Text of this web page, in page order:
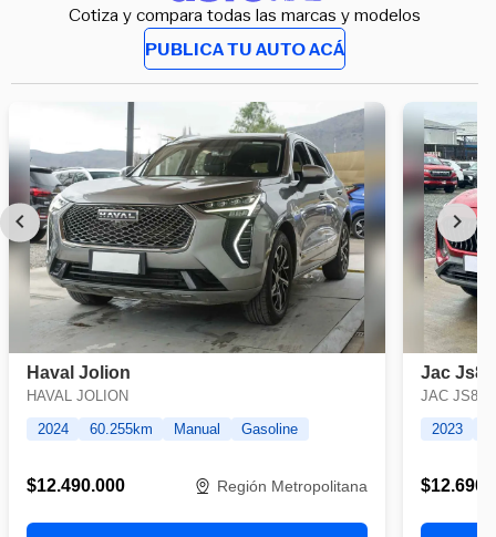
Cotiza y compara todas las marcas y modelos
PUBLICA TU AUTO ACÁ